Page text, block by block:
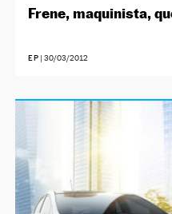
Frene, maquinista,
EP |30/03/2012